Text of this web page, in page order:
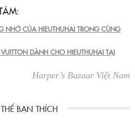
NHỚ CỦA HIEUTHUHAI TRONG CÙNG
DÀNH CHO HIEUTHUHAI TẠI
Harper’s Bazaar Việt Nam